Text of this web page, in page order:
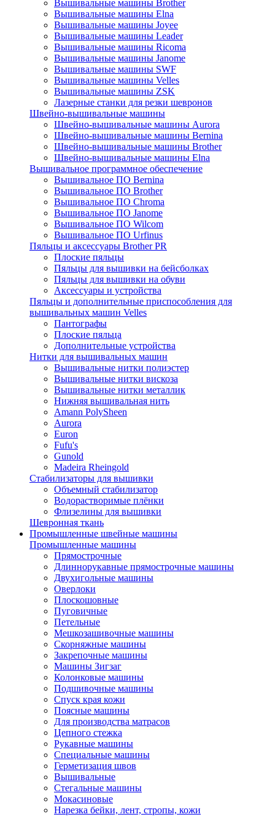
Вышивальные машины Brother
Вышивальные машины Elna
Вышивальные машины Joyee
Вышивальные машины Leader
Вышивальные машины Ricoma
Вышивальные машины Janome
Вышивальные машины SWF
Вышивальные машины Velles
Вышивальные машины ZSK
Лазерные станки для резки шевронов
Швейно-вышивальные машины
Швейно-вышивальные машины Aurora
Швейно-вышивальные машины Bernina
Швейно-вышивальные машины Brother
Швейно-вышивальные машины Elna
Вышивальное программное обеспечение
Вышивальное ПО Bernina
Вышивальное ПО Brother
Вышивальное ПО Chroma
Вышивальное ПО Janome
Вышивальное ПО Wilcom
Вышивальное ПО Urfinus
Пяльцы и аксессуары Brother PR
Плоские пяльцы
Пяльцы для вышивки на бейсболках
Пяльцы для вышивки на обуви
Аксессуары и устройства
Пяльцы и дополнительные приспособления для
вышивальных машин Velles
Пантографы
Плоские пяльца
Дополнительные устройства
Нитки для вышивальных машин
Вышивальные нитки полиэстер
Вышивальные нитки вискоза
Вышивальные нитки металлик
Нижняя вышивальная нить
Amann PolySheen
Aurora
Euron
Fufu's
Gunold
Madeira Rheingold
Стабилизаторы для вышивки
Объемный стабилизатор
Водорастворимые плёнки
Флизелины для вышивки
Шевронная ткань
Промышленные швейные машины
Промышленные машины
Прямострочные
Длиннорукавные прямострочные машины
Двухигольные машины
Оверлоки
Плоскошовные
Пуговичные
Петельные
Мешкозашивочные машины
Скорняжные машины
Закрепочные машины
Машины Зигзаг
Колонковые машины
Подшивочные машины
Спуск края кожи
Поясные машины
Для производства матрасов
Цепного стежка
Рукавные машины
Специальные машины
Герметизация швов
Вышивальные
Стегальные машины
Мокасиновые
Нарезка бейки, лент, стропы, кожи